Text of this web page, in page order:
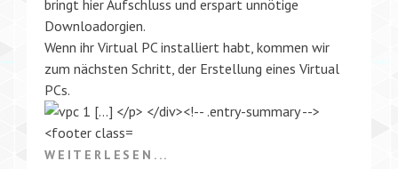
bringt hier Aufschluss und erspart unnötige
Downloadorgien.
Wenn ihr Virtual PC installiert habt, kommen wir
zum nächsten Schritt, der Erstellung eines Virtual
PCs.
WEITERLESEN...